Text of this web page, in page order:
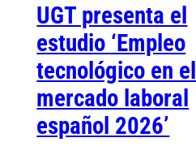
UGT presenta el
estudio ‘Empleo
tecnológico en el
mercado laboral
español 2026’